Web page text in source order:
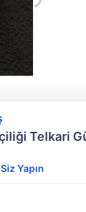
Telkari
Yapın